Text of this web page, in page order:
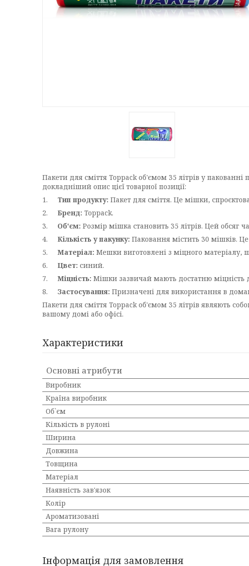
Пакети для сміття Toppack об'ємом 35 літрів у
докладніший опис цієї товарної позиції:
1. Тип продукту: Пакет для сміття. Це мішки,
2. Бренд: Toppack.
3. Об'єм: Розмір мішка становить 35 літрів. Цей обсяг
4. Кількість у пакунку: Паковання містить 30 мішків.
5. Матеріал: Мешки виготовлені з міцного матеріалу,
6. Цвет: синий.
7. Міцність: Мішки зазвичай мають достатню міцність
8. Застосування: Призначені для використання в
Пакети для сміття Toppack об'ємом 35 літрів являють
вашому домі або офісі.
Характеристики
Основні атрибути
Виробник
Країна виробник
Об`єм
Кількість в рулоні
Ширина
Довжина
Товщина
Матеріал
Наявність зав'язок
Колір
Ароматизовані
Вага рулону
Інформація для замовлення